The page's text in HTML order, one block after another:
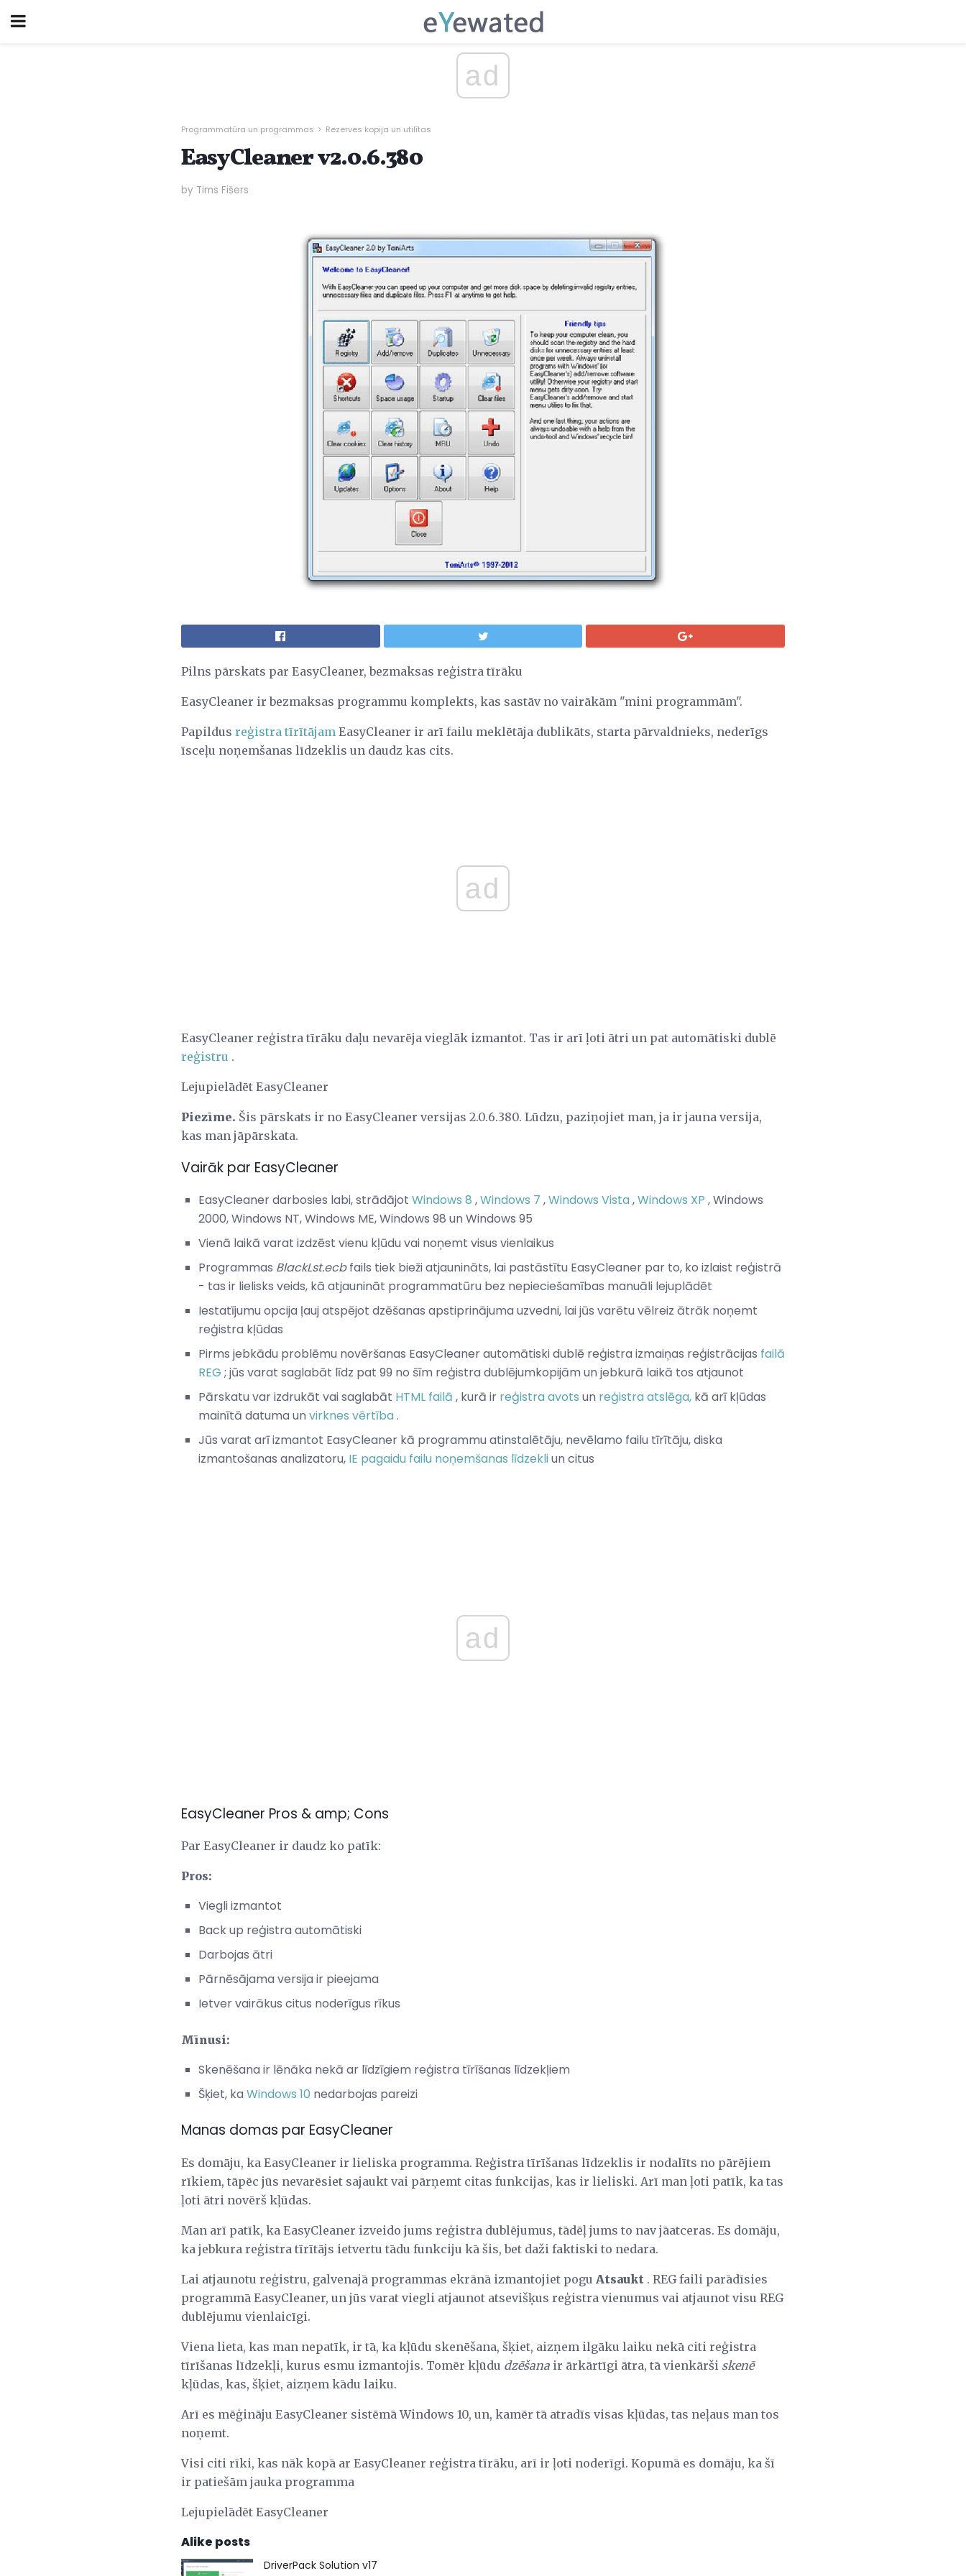
ad
Programmatūra un programmas Rezerves kopija un utilītas
EasyCleaner v2.0.6.380
by Tims Fišers
Pilns pārskats par EasyCleaner, bezmaksas reģistra tīrāku
EasyCleaner ir bezmaksas programmu komplekts, kas sastāv no vairākām "mini programmām".
Papildus reģistra tīrītājam EasyCleaner ir arī failu meklētāja dublikāts, starta pārvaldnieks, nederīgs
īsceļu noņemšanas līdzeklis un daudz kas cits.
ad
EasyCleaner reģistra tīrāku daļu nevarēja vieglāk izmantot. Tas ir arī ļoti ātri un pat automātiski dublē
reģistru .
Lejupielādēt EasyCleaner
Piezīme. Šis pārskats ir no EasyCleaner versijas 2.0.6.380. Lūdzu, paziņojiet man, ja ir jauna versija,
kas man jāpārskata.
Vairāk par EasyCleaner
EasyCleaner darbosies labi, strādājot Windows 8 ,Windows 7 ,Windows Vista,Windows XP , Windows
2000, Windows NT, Windows ME, Windows 98 un Windows 95
Vienā laikā varat izdzēst vienu kļūdu vai noņemt visus vienlaikus
Programmas BlackLst.ecbfails tiek bieži atjaunināts, lai pastāstītu EasyCleaner par to, ko izlaist reģistrā
- tas ir lielisks veids, kā atjaunināt programmatūru bez nepieciešamības manuāli lejuplādēt
Iestatījumu opcija ļauj atspējot dzēšanas apstiprinājuma uzvedni, lai jūs varētu vēlreiz ātrāk noņemt
reģistra kļūdas
Pirms jebkādu problēmu novēršanas EasyCleaner automātiski dublē reģistra izmaiņas reģistrācijas failā
REG ; jūs varat saglabāt līdz pat 99 no šīm reģistra dublējumkopijām un jebkurā laikā tos atjaunot
Pārskatu var izdrukāt vai saglabāt HTML failā , kurā ir reģistra avots un reģistra atslēga, kā arī kļūdas
mainītā datuma un virknes vērtība.
Jūs varat arī izmantot EasyCleaner kā programmu atinstalētāju, nevēlamo failu tīrītāju, diska
izmantošanas analizatoru, IE pagaidu failu noņemšanas līdzekliun citus
ad
EasyCleaner Pros & amp; Cons
Par EasyCleaner ir daudz ko patīk:
Pros:
Viegli izmantot
Back up reģistra automātiski
Darbojas ātri
Pārnēsājama versija ir pieejama
Ietver vairākus citus noderīgus rīkus
Mīnusi:
Skenēšana ir lēnāka nekā ar līdzīgiem reģistra tīrīšanas līdzekļiem
Šķiet, ka Windows 10 nedarbojas pareizi
Manas domas par EasyCleaner
Es domāju, ka EasyCleaner ir lieliska programma. Reģistra tīrīšanas līdzeklis ir nodalīts no pārējiem
rīkiem, tāpēc jūs nevarēsiet sajaukt vai pārņemt citas funkcijas, kas ir lieliski. Arī man ļoti patīk, ka tas
ļoti ātri novērš kļūdas.
Man arī patīk, ka EasyCleaner izveido jums reģistra dublējumus, tādēļ jums to nav jāatceras. Es domāju,
ka jebkura reģistra tīrītājs ietvertu tādu funkciju kā šis, bet daži faktiski to nedara.
Lai atjaunotu reģistru, galvenajā programmas ekrānā izmantojiet pogu Atsaukt . REG faili parādīsies
programmā EasyCleaner, un jūs varat viegli atjaunot atsevišķus reģistra vienumus vai atjaunot visu REG
dublējumu vienlaicīgi.
Viena lieta, kas man nepatīk, ir tā, ka kļūdu skenēšana, šķiet, aizņem ilgāku laiku nekā citi reģistra
tīrīšanas līdzekļi, kurus esmu izmantojis. Tomēr kļūdu dzēšana ir ārkārtīgi ātra, tā vienkārši skenē
kļūdas, kas, šķiet, aizņem kādu laiku.
Arī es mēģināju EasyCleaner sistēmā Windows 10, un, kamēr tā atradīs visas kļūdas, tas neļaus man tos
noņemt.
Visi citi rīki, kas nāk kopā ar EasyCleaner reģistra tīrāku, arī ir ļoti noderīgi. Kopumā es domāju, ka šī
ir patiešām jauka programma
Lejupielādēt EasyCleaner
Alike posts
DriverPack Solution v17